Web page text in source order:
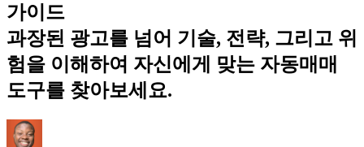
가이드
과장된 광고를 넘어 기술, 전략, 그리고 위
험을 이해하여 자신에게 맞는 자동매매
도구를 찾아보세요.